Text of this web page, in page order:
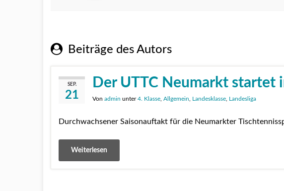
Beiträge des Autors
SEP.
21
Der UTTC Neumarkt
Von admin unter4. Klasse Allgemein Landesklasse Landesliga
Durchwachsener Saisonauftakt für die Neumarkter
Weiterlesen